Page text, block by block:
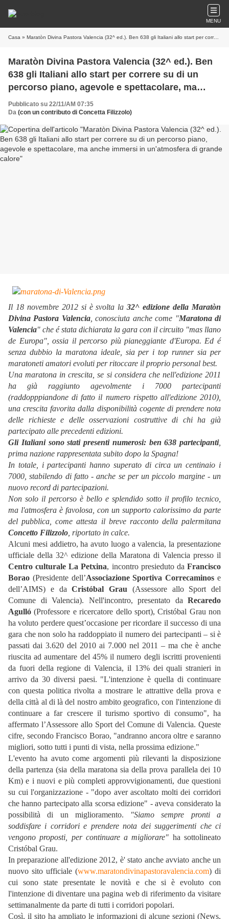
MENU
Casa » Maratòn Divina Pastora Valencia (32^ ed.). Ben 638 gli Italiani allo start per correre su di un percorso piano, agevole e spettacolare, ma anche immersi in un'atmosfera di grande calore
Maratòn Divina Pastora Valencia (32^ ed.). Ben
638 gli Italiani allo start per correre su di un
percorso piano, agevole e spettacolare, ma
anche immersi in un'atmosfera di grande calore
Pubblicato su 22/11/AM 07:35
Da (con un contributo di Concetta Filizzolo)
Il 18 novembre 2012 si è svolta la32^ edizione della Maratòn
Divina Pastora Valencia, conosciuta anche come "Maratona di
Valencia" che é stata dichiarata la gara con il circuito "mas llano
de Europa", ossia il percorso più pianeggiante d'Europa. Ed é
senza dubbio la maratona ideale, sia per i top runner sia per
maratoneti amatori evoluti per ritoccare il proprio personal best.
Una maratona in crescita, se si considera che nell'edizione 2011
ha già raggiunto agevolmente i 7000 partecipanti
(raddopppiandone di fatto il numero rispetto all'edizione 2010),
una crescita favorita dalla disponibilità cogente di prendere nota
delle richieste e delle osservazioni costruttive di chi ha già
partecipato alle precedenti edizioni.
Gli Italiani sono stati presenti numerosi: ben 638 partecipanti,
prima nazione rappresentata subito dopo la Spagna!
In totale, i partecipanti hanno superato di circa un centinaio i
7000, stabilendo di fatto - anche se per un piccolo margine - un
nuovo record di partecipazioni.
Non solo il percorso è bello e splendido sotto il profilo tecnico,
ma l'atmosfera è favolosa, con un supporto calorissimo da parte
del pubblica, come attesta il breve racconto della palermitana
Concetto Filizzolo , riportato in calce.
Alcuni mesi addietro, ha avuto luogo a valencia, la presentazione
ufficiale della 32^ edizione della Maratona di Valencia presso il
Centro culturale La Petxina, incontro presieduto daFrancisco
Borao (Presidente dell’Associazione Sportiva Correcaminos e
dell’AIMS) e daCristóbal Grau (Assessore allo Sport del
Comune di Valencia). Nell'incontro, presentato da Recaredo
Agulló (Professore e ricercatore dello sport), Cristóbal Grau non
ha voluto perdere quest’occasione per ricordare il successo di una
gara che non solo ha raddoppiato il numero dei partecipanti – si è
passati dai 3.620 del 2010 ai 7.000 nel 2011 – ma che è anche
riuscita ad aumentare del 45% il numero degli iscritti provenienti
da fuori della regione di Valencia, il 13% dei quali stranieri in
arrivo da 30 diversi paesi. "L'intenzione è quella di continuare
con questa politica rivolta a mostrare le attrattive della prova e
della città al di là del nostro ambito geografico, con l'intenzione di
continuare a far crescere il turismo sportivo di consumo", ha
affermato l’Assessore allo Sport del Comune di Valencia. Queste
cifre, secondo Francisco Borao, "andranno ancora oltre e saranno
migliori, sotto tutti i punti di vista, nella prossima edizione."
L'evento ha avuto come argomenti più rilevanti la disposizione
della partenza (sia della maratona sia della prova parallela dei 10
Km) e i nuovi e più completi approvvigionamenti, due questioni
su cui l'organizzazione - "dopo aver ascoltato molti dei corridori
che hanno partecipato alla scorsa edizione" - aveva considerato la
possibilità di un miglioramento.
"Siamo sempre pronti a
soddisfare i corridori e prendere nota dei suggerimenti che ci
vengono proposti, per continuare a migliorare" ha sottolineato
Cristóbal Grau.
In preparazione all'edizione 2012, è' stato anche avviato anche un
nuovo sito ufficiale (www.maratondivinapastoravalencia.com) di
cui sono state presentate le novità e che si è evoluto con
l'intenzione di diventare una pagina web di riferimento da visitare
settimanalmente da parte di tutti i corridori popolari.
Così, il sito ha ampliato le informazioni di alcune sezioni (News,